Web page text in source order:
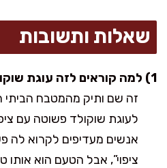
שאלות ותשובות
1) למה קוראים לזה עוגת שוקולד כושית?
זה שם ותיק מהמטבח הביתי
לעוגת שוקולד פשוטה עם
אנשים מעדיפים לקרוא לה
ציפוי”, אבל הטעם הוא